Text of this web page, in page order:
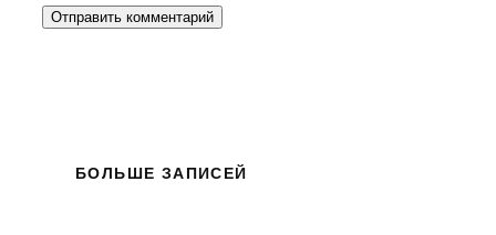
БОЛЬШЕ ЗАПИСЕЙ